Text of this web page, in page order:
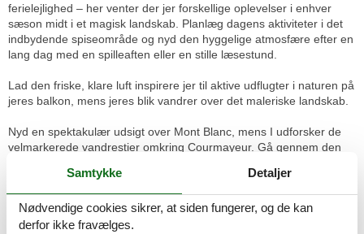
ferielejlighed – her venter der jer forskellige oplevelser i enhver
sæson midt i et magisk landskab. Planlæg dagens aktiviteter i det
indbydende spiseområde og nyd den hyggelige atmosfære efter en
lang dag med en spilleaften eller en stille læsestund.
Lad den friske, klare luft inspirere jer til aktive udflugter i naturen på
jeres balkon, mens jeres blik vandrer over det maleriske landskab.
Nyd en spektakulær udsigt over Mont Blanc, mens I udforsker de
velmarkerede vandrestier omkring Courmayeur. Gå gennem den
traditionelle restauranter, hvor I kan prøve lokale specialiteter. Tag
svævebanen op til Punta Helbronner og nyd den panoramiske
udsigt over Alperne fra høje højder. Slap af ved de termiske bade i
Pré-Saint-Didier, hvor I kan lade batterierne op i varmt kildevand
Samtykke Detaljer
Nødvendige cookies sikrer, at siden fungerer, og de kan
derfor ikke fravælges.